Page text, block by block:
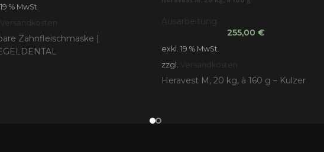
% MwSt.
Versandkosten
Zahnfleischmaske |
Ausarbeitung
255,00€
exkl. 19 % MwSt.
zzgl. Versandkosten
Heravest M, 20 kg, à 160 g – Kulzer